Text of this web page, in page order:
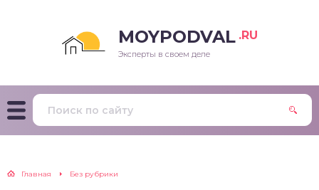
MOYPODVAL .RU
Эксперты в своем деле
Главная Без рубрики